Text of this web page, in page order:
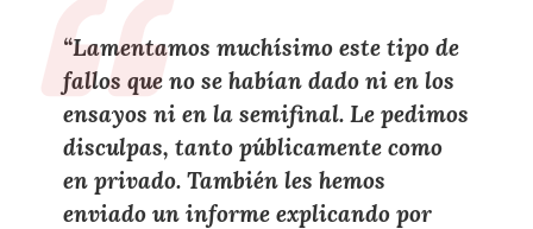
“Lamentamos muchísimo este tipo de
fallos que no se habían dado ni en los
ensayos ni en la semifinal. Le pedimos
disculpas, tanto públicamente como
en privado. También les hemos
enviado un informe explicando por